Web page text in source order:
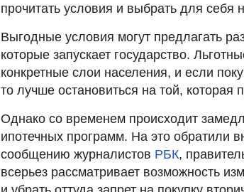
прочитать условия и выбрать для
Выгодные условия могут предлагать
которые запускает государство.
конкретные слои населения, и если
то лучше остановиться на той, которая
Однако со временем происходит
ипотечных программ. На это обратили
сообщению журналистов РБК,
всерьез рассматривает возможность